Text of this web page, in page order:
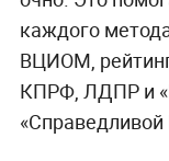
каждого
ВЦИОМ,
КПРФ, ЛДПР и
«Справедливой